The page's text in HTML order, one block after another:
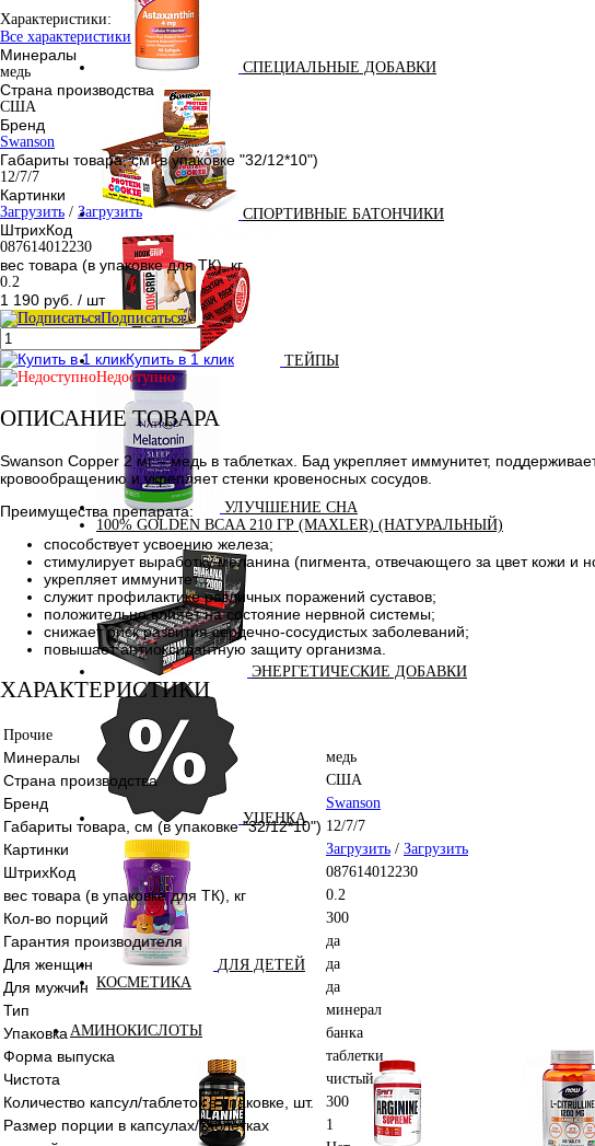
СПЕЦИАЛЬНЫЕ ДОБАВКИ
СПОРТИВНЫЕ БАТОНЧИКИ
ТЕЙПЫ
УЛУЧШЕНИЕ СНА
100% GOLDEN BCAA 210 ГР (MAXLER) (НАТУРАЛЬНЫЙ)
ЭНЕРГЕТИЧЕСКИЕ ДОБАВКИ
УЦЕНКА
ДЛЯ ДЕТЕЙ
КОСМЕТИКА
АМИНОКИСЛОТЫ
Характеристики:
Все характеристики
Минералы
медь
Страна производства
США
Бренд
Swanson
Габариты товара, см (в упаковке "32/12*10")
12/7/7
Картинки
Загрузить / Загрузить
ШтрихКод
087614012230
вес товара (в упаковке для ТК), кг
0.2
1 190 руб. / шт
Подписаться
Купить в 1 клик
Недоступно
ОПИСАНИЕ ТОВАРА
Swanson Copper 2 мг – медь в таблетках. Бад укрепляет иммунитет,
кровообращению и укрепляет стенки кровеносных сосудов.
Преимущества препарата:
способствует усвоению железа;
стимулирует выработку меланина (пигмента, отвечающего за цвет кожи и
укрепляет иммунитет;
служит профилактике различных поражений суставов;
положительно влияет на состояние нервной системы;
снижает риск развития сердечно-сосудистых заболеваний;
повышает антиоксидантную защиту организма.
ХАРАКТЕРИСТИКИ
Прочие
Минералы медь
Страна производства США
Бренд Swanson
Габариты товара, см (в упаковке "32/12*10") 12/7/7
Картинки Загрузить / Загрузить
ШтрихКод 087614012230
вес товара (в упаковке для ТК), кг 0.2
Кол-во порций 300
Гарантия производителя да
Для женщин да
Для мужчин да
Тип минерал
Упаковка банка
Форма выпуска таблетки
Чистота чистый
Количество капсул/таблеток в упаковке, шт. 300
Размер порции в капсулах/таблетках 1